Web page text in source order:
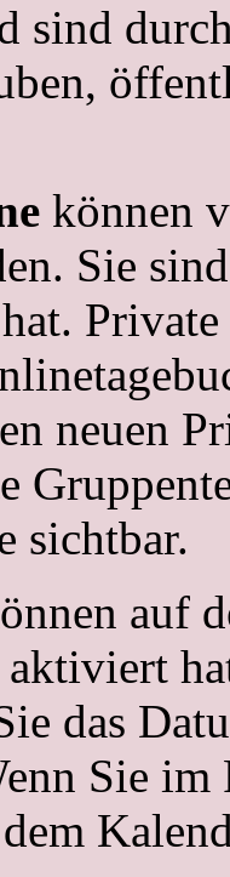
sind
können
Sie
neuen
sichtbar.
auf
das
Sie